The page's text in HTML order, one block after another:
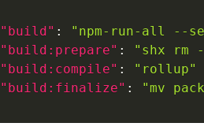
"build" :
"npm-run-all --
"build:prepare" :
"shx rm
"build:compile" :
"rollup"
"build:finalize" : "mv